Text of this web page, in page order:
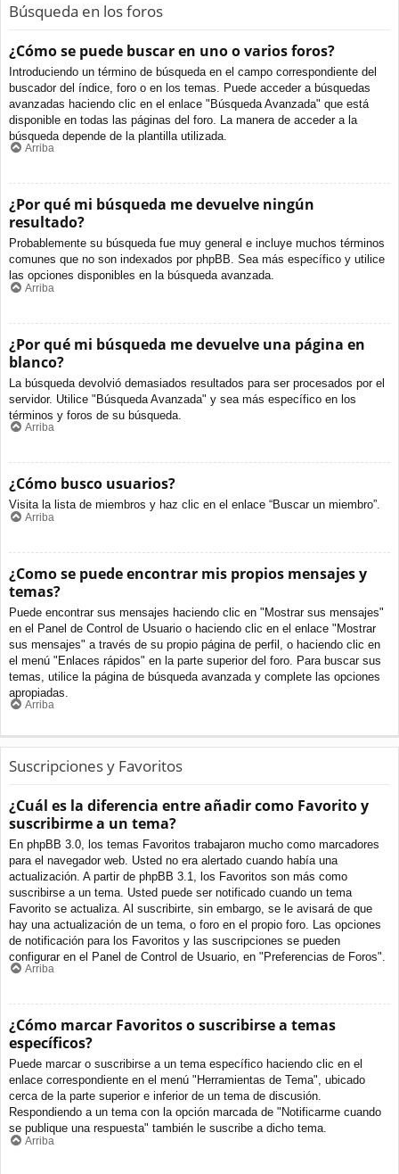
Búsqueda en los foros
¿Cómo se puede buscar en uno o varios foros?
Introduciendo un término de búsqueda en el campo correspondiente del
buscador del índice, foro o en los temas. Puede acceder a búsquedas
avanzadas haciendo clic en el enlace "Búsqueda Avanzada" que está
disponible en todas las páginas del foro. La manera de acceder a la
búsqueda depende de la plantilla utilizada.
Arriba
¿Por qué mi búsqueda me devuelve ningún
resultado?
Probablemente su búsqueda fue muy general e incluye muchos términos
comunes que no son indexados por phpBB. Sea más específico y utilice
las opciones disponibles en la búsqueda avanzada.
Arriba
¿Por qué mi búsqueda me devuelve una página en
blanco?
La búsqueda devolvió demasiados resultados para ser procesados por el
servidor. Utilice "Búsqueda Avanzada" y sea más específico en los
términos y foros de su búsqueda.
Arriba
¿Cómo busco usuarios?
Visita la lista de miembros y haz clic en el enlace “Buscar un miembro”.
Arriba
¿Como se puede encontrar mis propios mensajes y
temas?
Puede encontrar sus mensajes haciendo clic en "Mostrar sus mensajes"
en el Panel de Control de Usuario o haciendo clic en el enlace "Mostrar
sus mensajes" a través de su propio página de perfil, o haciendo clic en
el menú "Enlaces rápidos" en la parte superior del foro. Para buscar sus
temas, utilice la página de búsqueda avanzada y complete las opciones
apropiadas.
Arriba
Suscripciones y Favoritos
¿Cuál es la diferencia entre añadir como Favorito y
suscribirme a un tema?
En phpBB 3.0, los temas Favoritos trabajaron mucho como marcadores
para el navegador web. Usted no era alertado cuando había una
actualización. A partir de phpBB 3.1, los Favoritos son más como
suscribirse a un tema. Usted puede ser notificado cuando un tema
Favorito se actualiza. Al suscribirte, sin embargo, se le avisará de que
hay una actualización de un tema, o foro en el propio foro. Las opciones
de notificación para los Favoritos y las suscripciones se pueden
configurar en el Panel de Control de Usuario, en "Preferencias de Foros".
Arriba
¿Cómo marcar Favoritos o suscribirse a temas
específicos?
Puede marcar o suscribirse a un tema específico haciendo clic en el
enlace correspondiente en el menú "Herramientas de Tema", ubicado
cerca de la parte superior e inferior de un tema de discusión.
Respondiendo a un tema con la opción marcada de "Notificarme cuando
se publique una respuesta" también le suscribe a dicho tema.
Arriba